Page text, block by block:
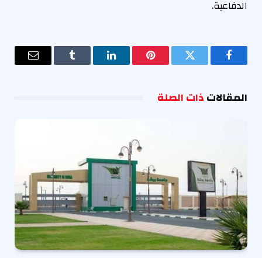
الدفاعية.
فيسبوك تويتر بينتيريستلينكدإن Tumblr
البريد
المقالاتذات الصلة